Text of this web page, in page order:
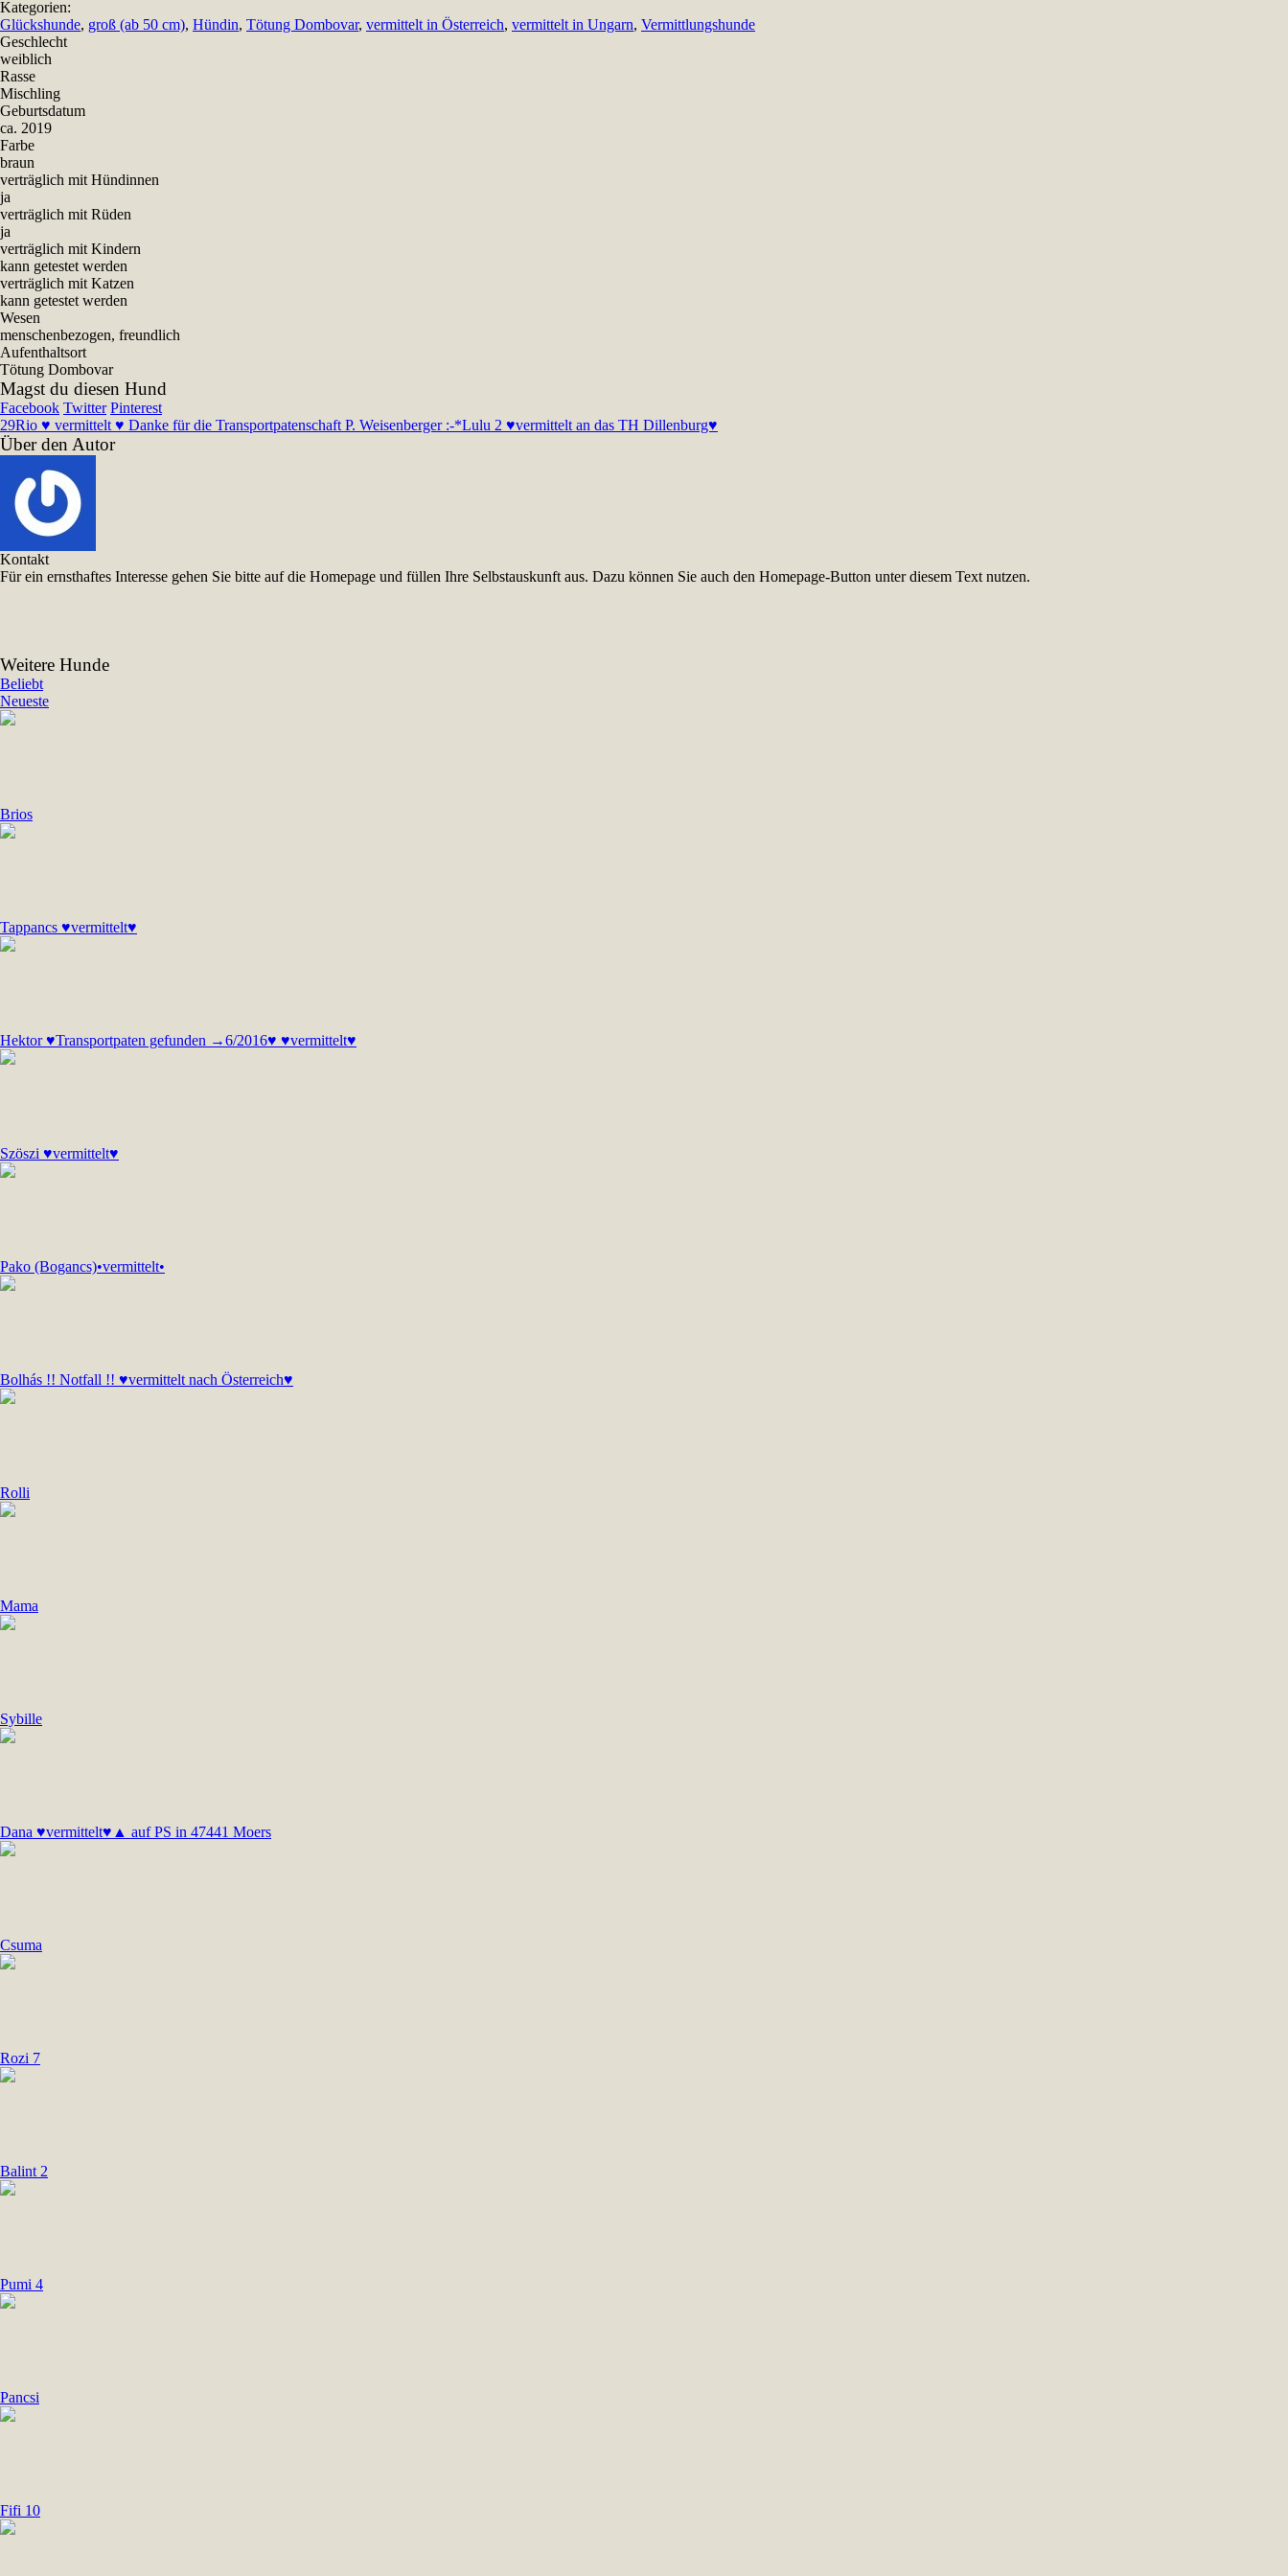
Kategorien:
Glückshunde, groß (ab 50 cm), Hündin, Tötung Dombovar, vermittelt in Österreich, vermittelt in Ungarn, Vermittlungshunde
Geschlecht
weiblich
Rasse
Mischling
Geburtsdatum
ca. 2019
Farbe
braun
verträglich mit Hündinnen
ja
verträglich mit Rüden
ja
verträglich mit Kindern
kann getestet werden
verträglich mit Katzen
kann getestet werden
Wesen
menschenbezogen, freundlich
Aufenthaltsort
Tötung Dombovar
Magst du diesen Hund
Facebook Twitter Pinterest
29Rio ♥ vermittelt ♥ Danke für die Transportpatenschaft P. Weisenberger :-*Lulu 2 ♥vermittelt an das TH Dillenburg♥
Über den Autor
Kontakt
Für ein ernsthaftes Interesse gehen Sie bitte auf die Homepage und füllen Ihre Selbstauskunft aus. Dazu können Sie auch den Homepage-Button unter diesem Text nutzen.
Weitere Hunde
Beliebt
Neueste
Brios
Tappancs ♥vermittelt♥
Hektor ♥Transportpaten gefunden →6/2016♥ ♥vermittelt♥
Szöszi ♥vermittelt♥
Pako (Bogancs)•vermittelt•
Bolhás !! Notfall !! ♥vermittelt nach Österreich♥
Rolli
Mama
Sybille
Dana ♥vermittelt♥▲ auf PS in 47441 Moers
Csuma
Rozi 7
Balint 2
Pumi 4
Pancsi
Fifi 10